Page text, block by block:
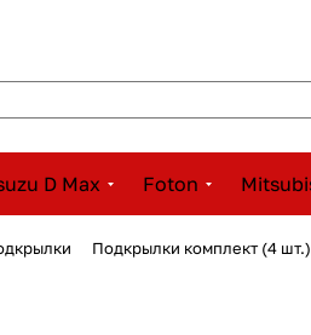
D Max Foton
Подкрылки комплект (4 шт.)